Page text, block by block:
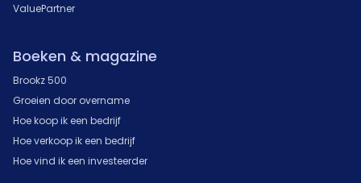
ValuePartner
Boeken & magazine
Brookz 500
Groeien door overname
Hoe koop ik een bedrijf
Hoe verkoop ik een bedrijf
Hoe vind ik een investeerder